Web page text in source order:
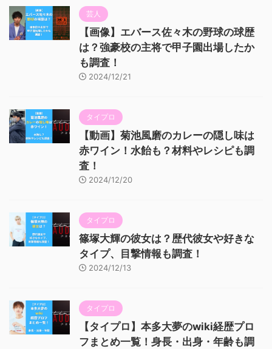
芸人
【画像】エバース佐々木の野球の球歴
は？強豪校の主将で甲子園出場したか
も調査！
2024/12/21
タイプロ
【動画】菊池風磨のカレーの隠し味は
赤ワイン！水飴も？材料やレシピも調
査！
2024/12/20
タイプロ
篠塚大輝の彼女は？歴代彼女や好きな
タイプ、目撃情報も調査！
2024/12/13
タイプロ
【タイプロ】本多大夢のwiki経歴プロ
フまとめ一覧！身長・出身・年齢も調